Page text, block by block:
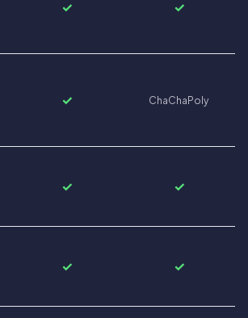
✓ ✓
✓ ChaChaPoly
✓ ✓
✓ ✓